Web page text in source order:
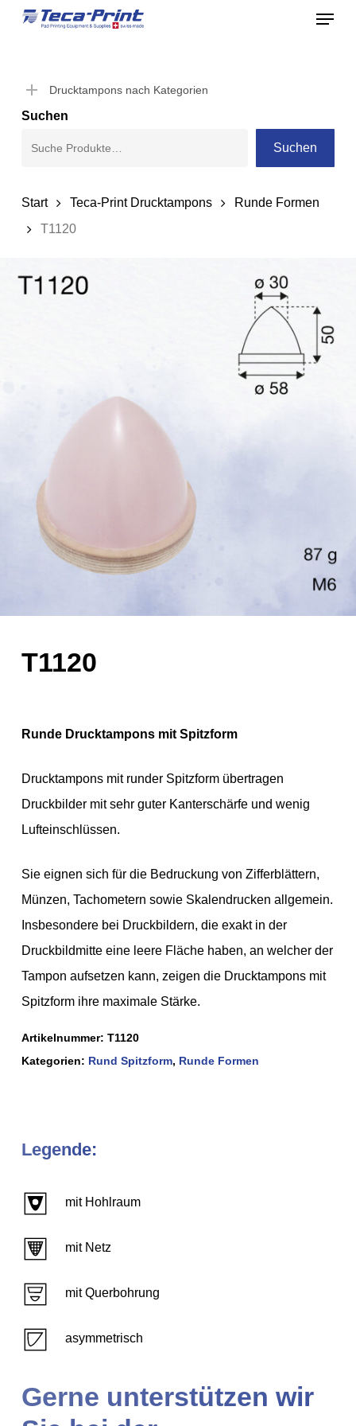
Skip
content
Menu
Drucktampons nach Kategorien
Suchen
Suchen
Start Teca-Print Drucktampons
Runde Formen
T1120
T1120
Runde Drucktampons mit Spitzform
Drucktampons mit runder Spitzform übertragen
Druckbilder mit sehr guter Kanterschärfe und wenig
Lufteinschlüssen.
Sie eignen sich für die Bedruckung von Zifferblättern,
Münzen, Tachometern sowie Skalendrucken allgemein.
Insbesondere bei Druckbildern, die exakt in der
Druckbildmitte eine leere Fläche haben, an welcher der
Tampon aufsetzen kann, zeigen die Drucktampons mit
Spitzform ihre maximale Stärke.
Artikelnummer: T1120
Kategorien: Rund Spitzform, Runde Formen
Legende:
mit Hohlraum
mit Netz
mit Querbohrung
asymmetrisch
Gerne unterstützen wir